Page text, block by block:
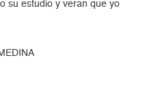
su estudio y veran que yo